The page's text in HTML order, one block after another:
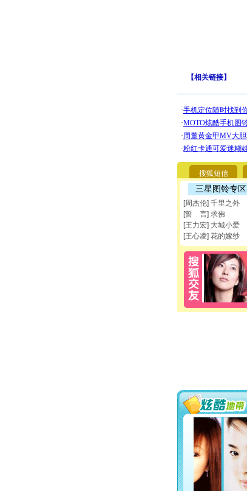
【相关链接】
搜狐短信
三星图铃专区
[周杰伦] 千里之外
[誓 言] 求佛
[王力宏] 大城小爱
[王心凌] 花的嫁纱